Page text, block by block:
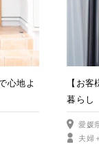
贅沢な
【お
りのあ
愛媛
ご夫